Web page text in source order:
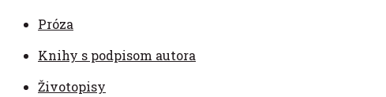
Próza
Knihy s podpisom autora
Životopisy